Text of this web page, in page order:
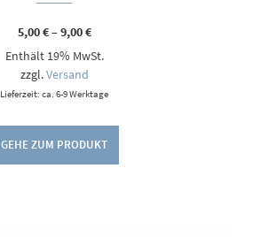
5,00€–9,00€Preisspanne:
bis
Enthält 19% MwSt.
zzgl.Versand
Lieferzeit: ca. 6-9 Werktage
GEHE ZUM PRODUKT